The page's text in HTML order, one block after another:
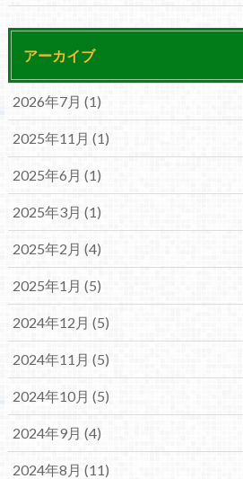
アーカイブ
2026年7月 (1)
2025年11月 (1)
2025年6月 (1)
2025年3月 (1)
2025年2月 (4)
2025年1月 (5)
2024年12月 (5)
2024年11月 (5)
2024年10月 (5)
2024年9月 (4)
2024年8月 (11)